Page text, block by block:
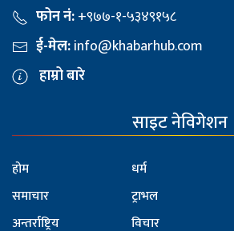
फोन नं:+९७७-१-५३४९१५८
ई-मेल:info@khabarhub.com
हाम्रो बारे
साइट नेविगेशन
होम
समाचार
अन्तर्राष्ट्रिय
धर्म
ट्राभल
विचार